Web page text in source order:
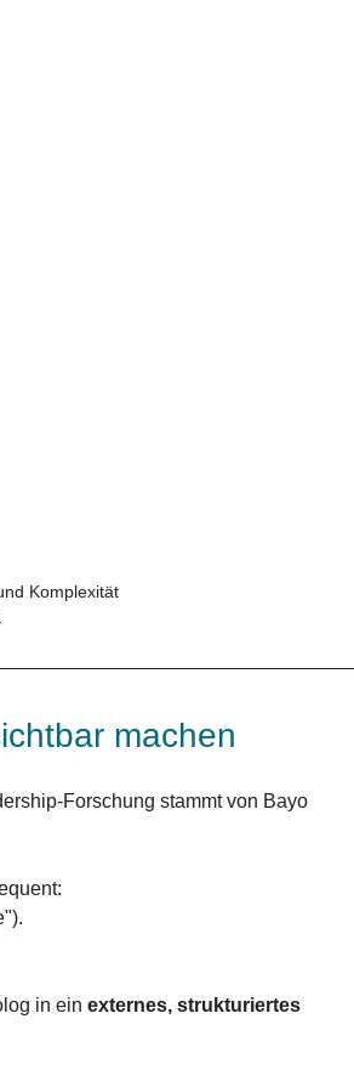
Komplexität
machen
Forschung stammt von Bayo
in ein externes, strukturiertes